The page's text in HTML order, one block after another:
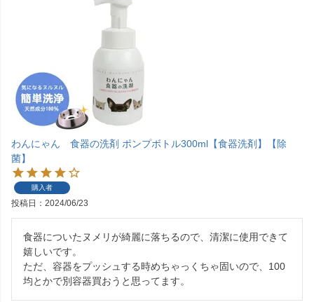
わんにゃん 食器の洗剤 ポンプボトル300ml【食器洗剤】【除
菌】
購入者
投稿日 2024/06/23
食器についたヌメリが綺麗に落ちるので、清潔に使用できて
嬉しいです。
ただ、容器をプッシュする時めちゃっくちゃ固いので、100
均とかで別容器買おうと思ってます。